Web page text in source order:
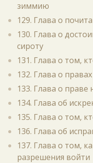
зиммию
129. Глава о
130. Глава о
сироту
131. Глава о том,
132. Глава о
133. Глава о праве
134. Глава об
135. Глава о том,
136. Глава об
137. Глава о том,
разрешения войти